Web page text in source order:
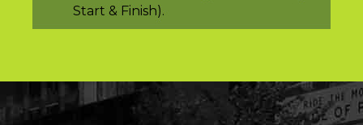
Start & Finish).